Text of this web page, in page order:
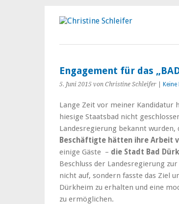
Engagement für das
5. Juni 2015 von Christine Schleifer
Lange Zeit vor meiner Kandidatur
hiesige Staatsbad nicht
Landesregierung bekannt
Beschäftigte hätten ihre Arbeit
einige Gäste – die Stadt Bad
Beschluss der Landesregierung
nicht auf, sondern fasste das Ziel
Dürkheim zu erhalten und eine
zu ermöglichen.